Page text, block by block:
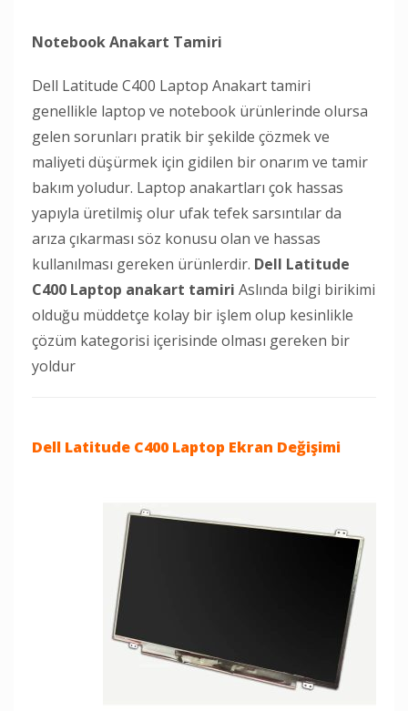
Notebook Anakart Tamiri
Dell Latitude C400 Laptop Anakart tamiri
genellikle laptop ve notebook ürünlerinde olursa
gelen sorunları pratik bir şekilde çözmek ve
maliyeti düşürmek için gidilen bir onarım ve tamir
bakım yoludur. Laptop anakartları çok hassas
yapıyla üretilmiş olur ufak tefek sarsıntılar da
arıza çıkarması söz konusu olan ve hassas
kullanılması gereken ürünlerdir. Dell Latitude
C400 Laptop anakart tamiri Aslında bilgi birikimi
olduğu müddetçe kolay bir işlem olup kesinlikle
çözüm kategorisi içerisinde olması gereken bir
yoldur
Dell Latitude C400 Laptop Ekran Değişimi